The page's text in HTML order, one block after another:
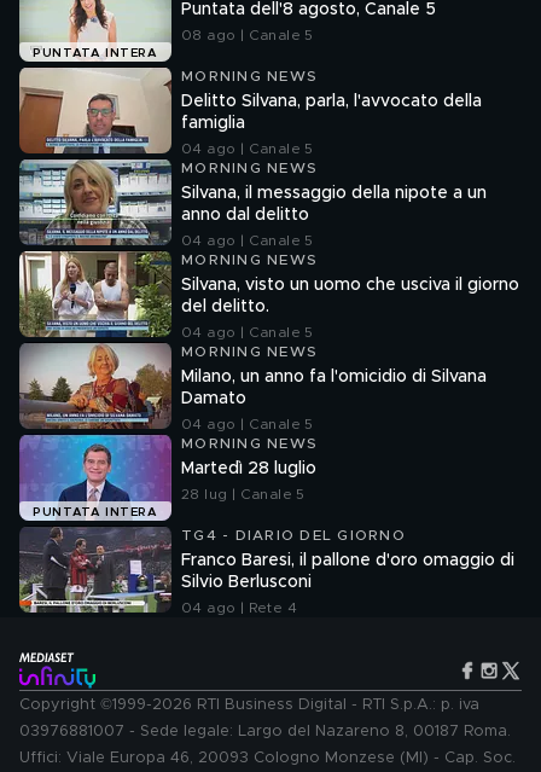
PUNTATA INTERA
Puntata dell'8 agosto, Canale 5
08 ago | Canale 5
MORNING NEWS
Delitto Silvana, parla, l'avvocato della
famiglia
04 ago | Canale 5
MORNING NEWS
Silvana, il messaggio della nipote a un
anno dal delitto
04 ago | Canale 5
MORNING NEWS
Silvana, visto un uomo che usciva il giorno
del delitto.
04 ago | Canale 5
MORNING NEWS
Milano, un anno fa l'omicidio di Silvana
Damato
04 ago | Canale 5
PUNTATA INTERA
MORNING NEWS
Martedì 28 luglio
28 lug | Canale 5
TG4 - DIARIO DEL GIORNO
Franco Baresi, il pallone d'oro omaggio di
Silvio Berlusconi
04 ago | Rete 4
Copyright ©1999-2026 RTI Business Digital - RTI S.p.A.: p. iva
03976881007 - Sede legale: Largo del Nazareno 8, 00187 Roma.
Uffici: Viale Europa 46, 20093 Cologno Monzese (MI) - Cap. Soc.